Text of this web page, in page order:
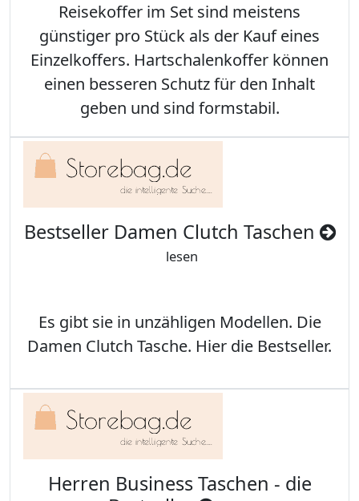
Reisekoffer im Set sind meistens
günstiger pro Stück als der Kauf eines
Einzelkoffers. Hartschalenkoffer können
einen besseren Schutz für den Inhalt
geben und sind formstabil.
Bestseller Damen Clutch Taschen
lesen
Es gibt sie in unzähligen Modellen. Die
Damen Clutch Tasche. Hier die Bestseller.
Herren Business Taschen - die